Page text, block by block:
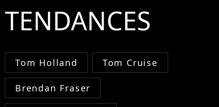
TENDANCES
Tom Holland Tom Cruise
Brendan Fraser